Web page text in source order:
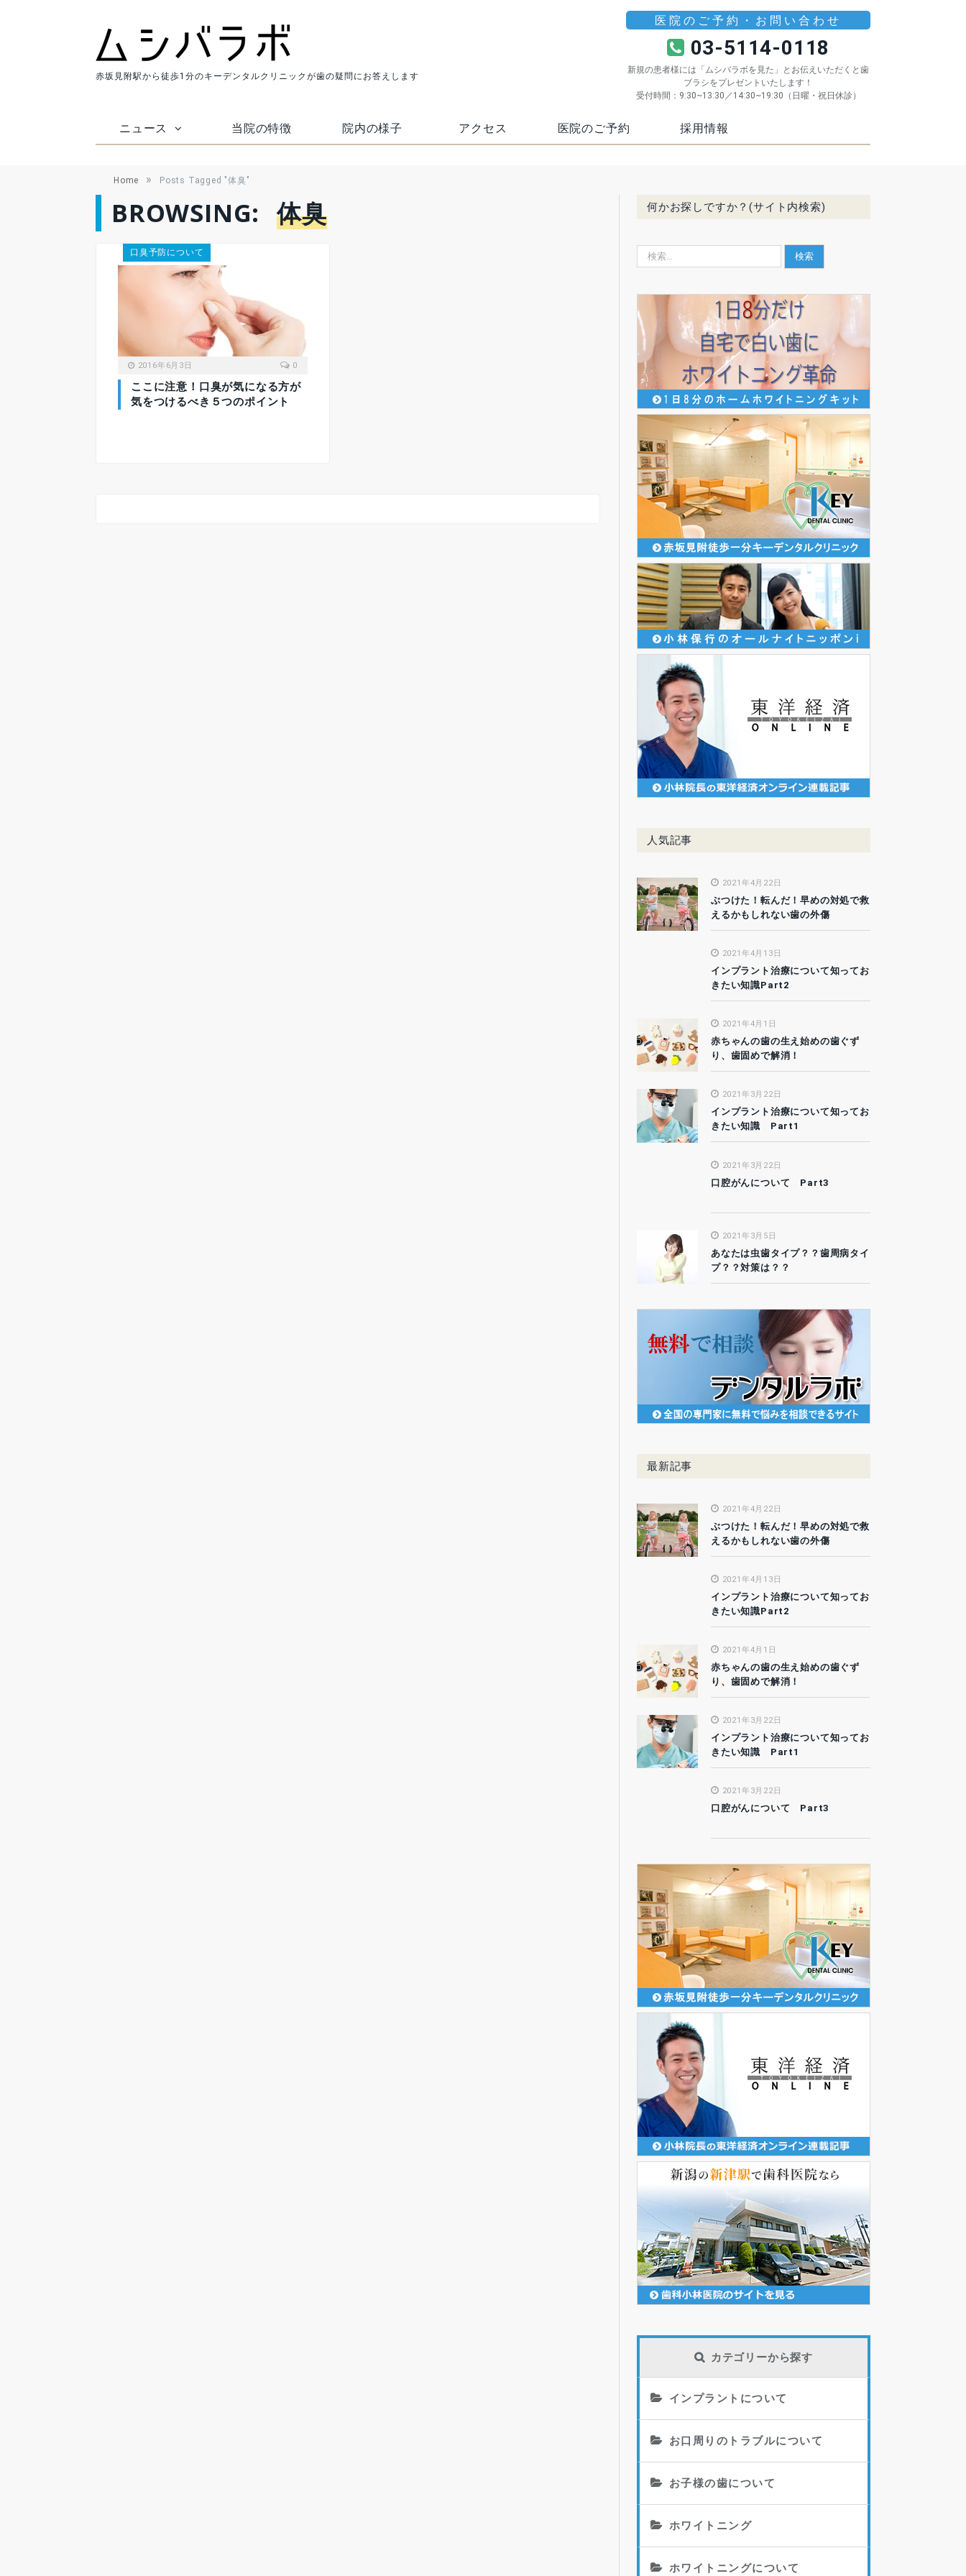
赤坂見附駅から徒歩1分のキーデンタルクリニックが歯の疑問にお答えします
医院のご予約・お問い合わせ
03-5114-0118
新規の患者様には「ムシバラボを見た」とお伝えいただくと歯
ブラシをプレゼントいたします！
受付時間：9:30~13:30／14:30~19:30（日曜・祝日休診）
ニュース 当院の特徴 院内の様子 アクセス 医院のご予約 採用情報
Home » Posts Tagged "体臭"
BROWSING: 体臭
口臭予防について
2016年6月3日 0
ここに注意！口臭が気になる方が
気をつけるべき５つのポイント
何かお探しですか？(サイト内検索)
人気記事
2021年4月22日
ぶつけた！転んだ！早めの対処で救
えるかもしれない歯の外傷
2021年4月13日
インプラント治療について知ってお
きたい知識Part2
2021年4月1日
赤ちゃんの歯の生え始めの歯ぐず
り、歯固めで解消！
2021年3月22日
インプラント治療について知ってお
きたい知識 Part1
2021年3月22日
口腔がんについて Part3
2021年3月5日
あなたは虫歯タイプ？？歯周病タイ
プ？？対策は？？
最新記事
2021年4月22日
ぶつけた！転んだ！早めの対処で救
えるかもしれない歯の外傷
2021年4月13日
インプラント治療について知ってお
きたい知識Part2
2021年4月1日
赤ちゃんの歯の生え始めの歯ぐず
り、歯固めで解消！
2021年3月22日
インプラント治療について知ってお
きたい知識 Part1
2021年3月22日
口腔がんについて Part3
カテゴリーから探す
インプラントについて
お口周りのトラブルについて
お子様の歯について
ホワイトニング
ホワイトニングについて